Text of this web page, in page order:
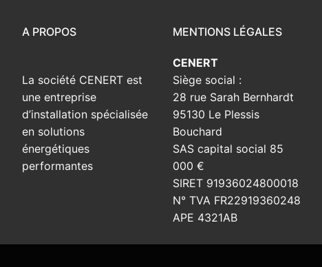
A PROPOS
La société CENERT est
une entreprise
d’installation spécialisée
en solutions
énergétiques
performantes
MENTIONS LÉGALES
CENERT
Siège social :
28 rue Sarah Bernhardt
95130 Le Plessis
Bouchard
SAS capital social 85
000 €
SIRET 91936024800018
N° TVA FR22919360248
APE 4321AB